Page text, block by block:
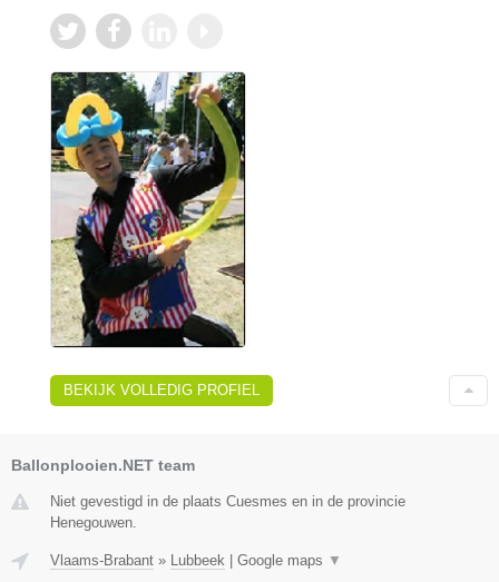
BEKIJK VOLLEDIG PROFIEL
Ballonplooien.NET team
Niet gevestigd in de plaats Cuesmes en in de provincie
Henegouwen.
Vlaams-Brabant » Lubbeek Google maps ▼